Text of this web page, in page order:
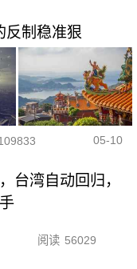
反制稳准狠
05-10
台湾自动回归，
阅读 56029